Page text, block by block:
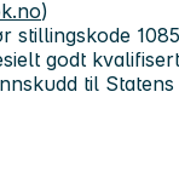
)
stillingskode
godt
til Statens